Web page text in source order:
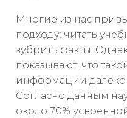
Многие из нас
подходу: читать
зубрить факты.
показывают, что
информации далеко
Согласно данным
около 70%